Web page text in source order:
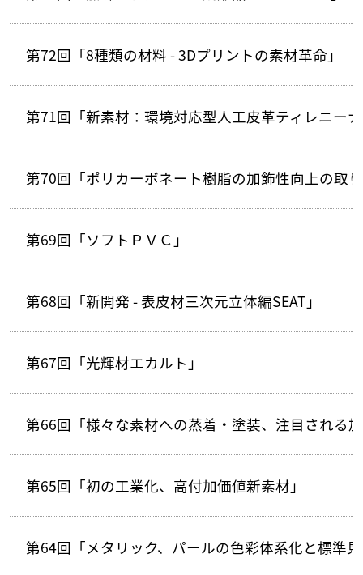
第72回「8種類の材料 - 3Dプリントの素材革命」
第71回「新素材：環境対応型人工皮革ティレニー
第70回「ポリカーボネート樹脂の加飾性向上の取
第69回「ソフトＰＶＣ」
第68回「新開発 - 表皮材三次元立体編SEAT」
第67回「光輝材エカルト」
第66回「様々な素材への蒸着・塗装、注目される
第65回「初の工業化、高付加価値新素材」
第64回「メタリック、パールの色彩体系化と標準